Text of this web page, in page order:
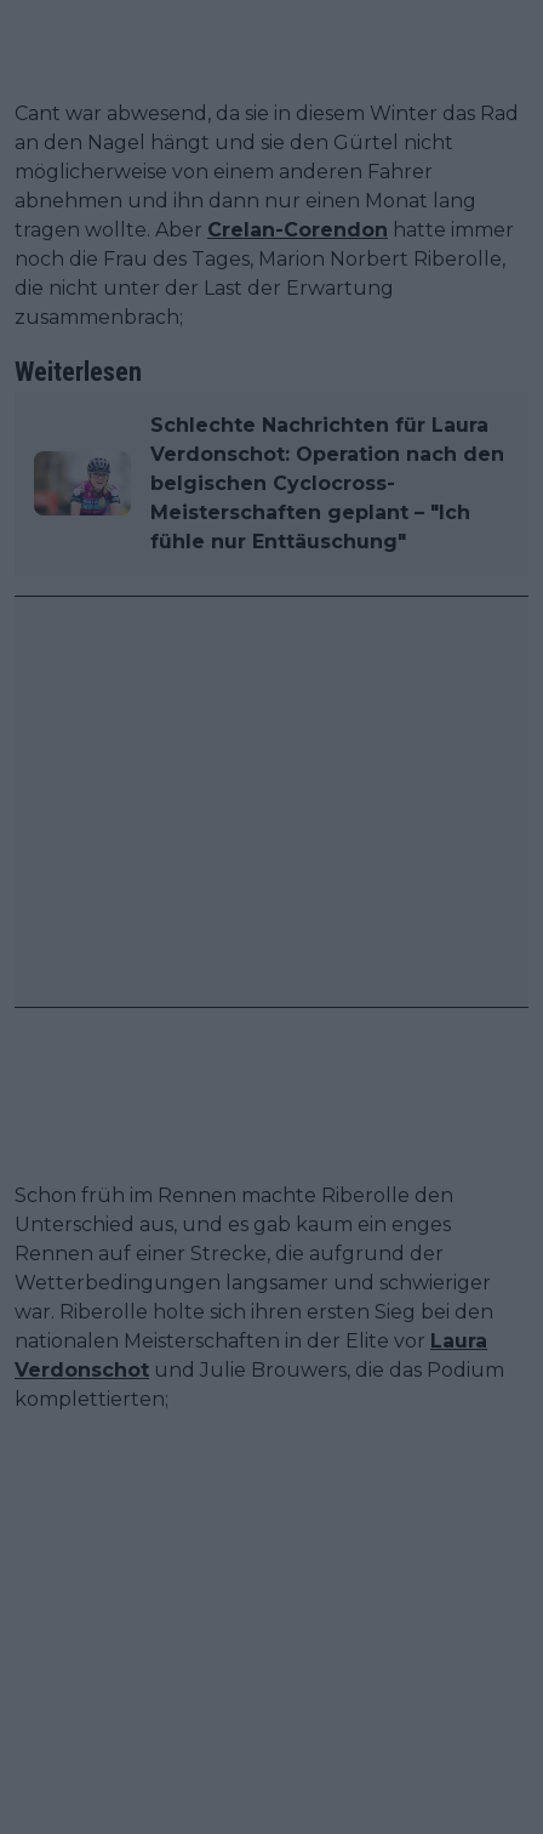
Cant war abwesend, da sie in diesem Winter das Rad
an den Nagel hängt und sie den Gürtel nicht
möglicherweise von einem anderen Fahrer
abnehmen und ihn dann nur einen Monat lang
tragen wollte. Aber Crelan-Corendon hatte immer
noch die Frau des Tages, Marion Norbert Riberolle,
die nicht unter der Last der Erwartung
zusammenbrach;
Weiterlesen
Schlechte Nachrichten für Laura
Verdonschot: Operation nach den
belgischen Cyclocross-
Meisterschaften geplant – "Ich
fühle nur Enttäuschung"
Schon früh im Rennen machte Riberolle den
Unterschied aus, und es gab kaum ein enges
Rennen auf einer Strecke, die aufgrund der
Wetterbedingungen langsamer und schwieriger
war. Riberolle holte sich ihren ersten Sieg bei den
nationalen Meisterschaften in der Elite vor Laura
Verdonschot und Julie Brouwers, die das Podium
komplettierten;